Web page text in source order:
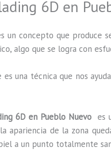
6D en
un concepto que produce
algo que se logra con
es una técnica que nos
6D en Pueblo Nuevo es
apariencia de la zona
a un punto totalmente